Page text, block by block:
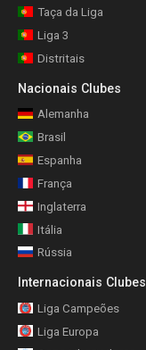
Taça da Liga
Liga 3
Distritais
Nacionais Clubes
Alemanha
Brasil
Espanha
França
Inglaterra
Itália
Rússia
Internacionais Clubes
Liga Campeões
Liga Europa